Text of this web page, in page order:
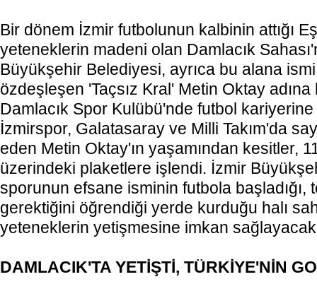
Bir dönem İzmir futbolunun kalbinin attığı
yeteneklerin madeni olan Damlacık
Büyükşehir Belediyesi, ayrıca bu alana
özdeşleşen 'Taçsız Kral' Metin Oktay
Damlacık Spor Kulübü'nde futbol
İzmirspor, Galatasaray ve Milli Takım'da
eden Metin Oktay'ın yaşamından kesitler,
üzerindeki plaketlere işlendi. İzmir
sporunun efsane isminin futbola başladığı,
gerektiğini öğrendiği yerde kurduğu halı
yeteneklerin yetişmesine imkan
DAMLACIK'TA YETİŞTİ, TÜRKİYE'NİN